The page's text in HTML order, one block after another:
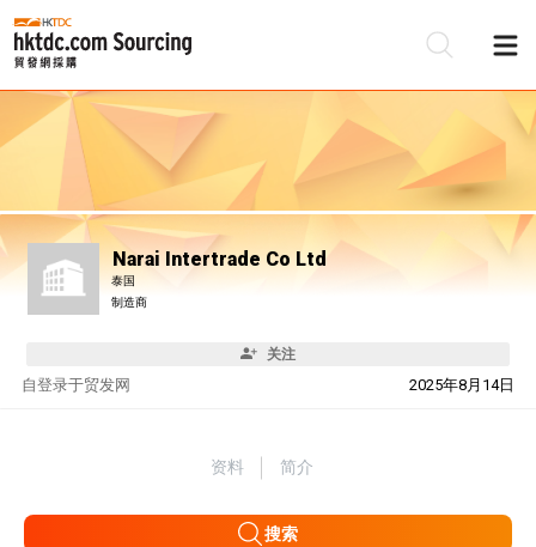
Narai Intertrade Co Ltd
泰国
制造商
关注
自 2025年8月14日
登录于贸发网
资料 简介
搜索